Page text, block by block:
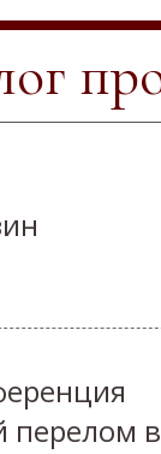
перелом в